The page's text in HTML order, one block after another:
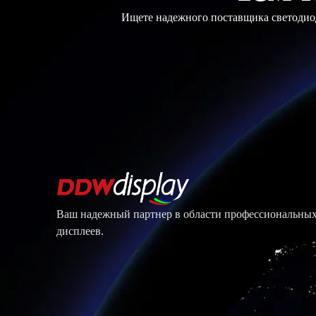
Ищете надежного поставщика
Ваш надежный партнер в области
дисплеев.